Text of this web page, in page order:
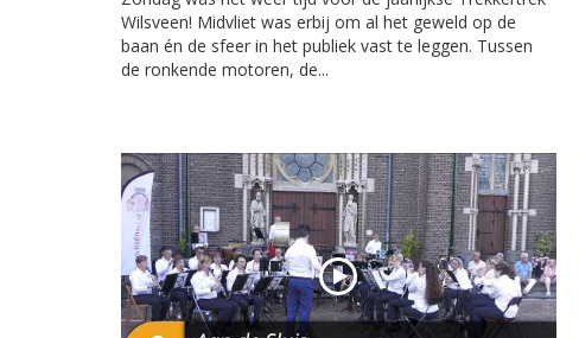
Wilsveen! Midvliet was erbij om al het geweld op de
baan én de sfeer in het publiek vast te leggen. Tussen
de ronkende motoren, de...